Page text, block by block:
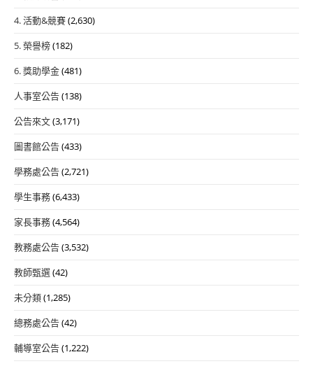
4. 活動&競賽(2,630)
5. 榮譽榜(182)
6. 獎助學金(481)
人事室公告(138)
公告來文(3,171)
圖書館公告(433)
學務處公告(2,721)
學生事務(6,433)
家長事務(4,564)
教務處公告(3,532)
教師甄選(42)
未分類(1,285)
總務處公告(42)
輔導室公告(1,222)